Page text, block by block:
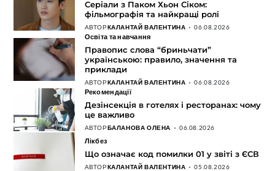
Серіали з Паком Хьон Сіком:
фільмографія та найкращі ролі
АВТОРКАЛАНТАЙ ВАЛЕНТИНА 06.08.2026
Освіта та навчання
Правопис слова “бриньчати”
українською: правило, значення та
приклади
АВТОРКАЛАНТАЙ ВАЛЕНТИНА 06.08.2026
Рекомендації
Дезінсекція в готелях і ресторанах: чому
це важливо
АВТОРБАЛАНОВА ОЛЕНА 06.08.2026
Лікбез
Що означає код помилки 01 у звіті з ЄСВ
АВТОРКАЛАНТАЙ ВАЛЕНТИНА 05.08.2026